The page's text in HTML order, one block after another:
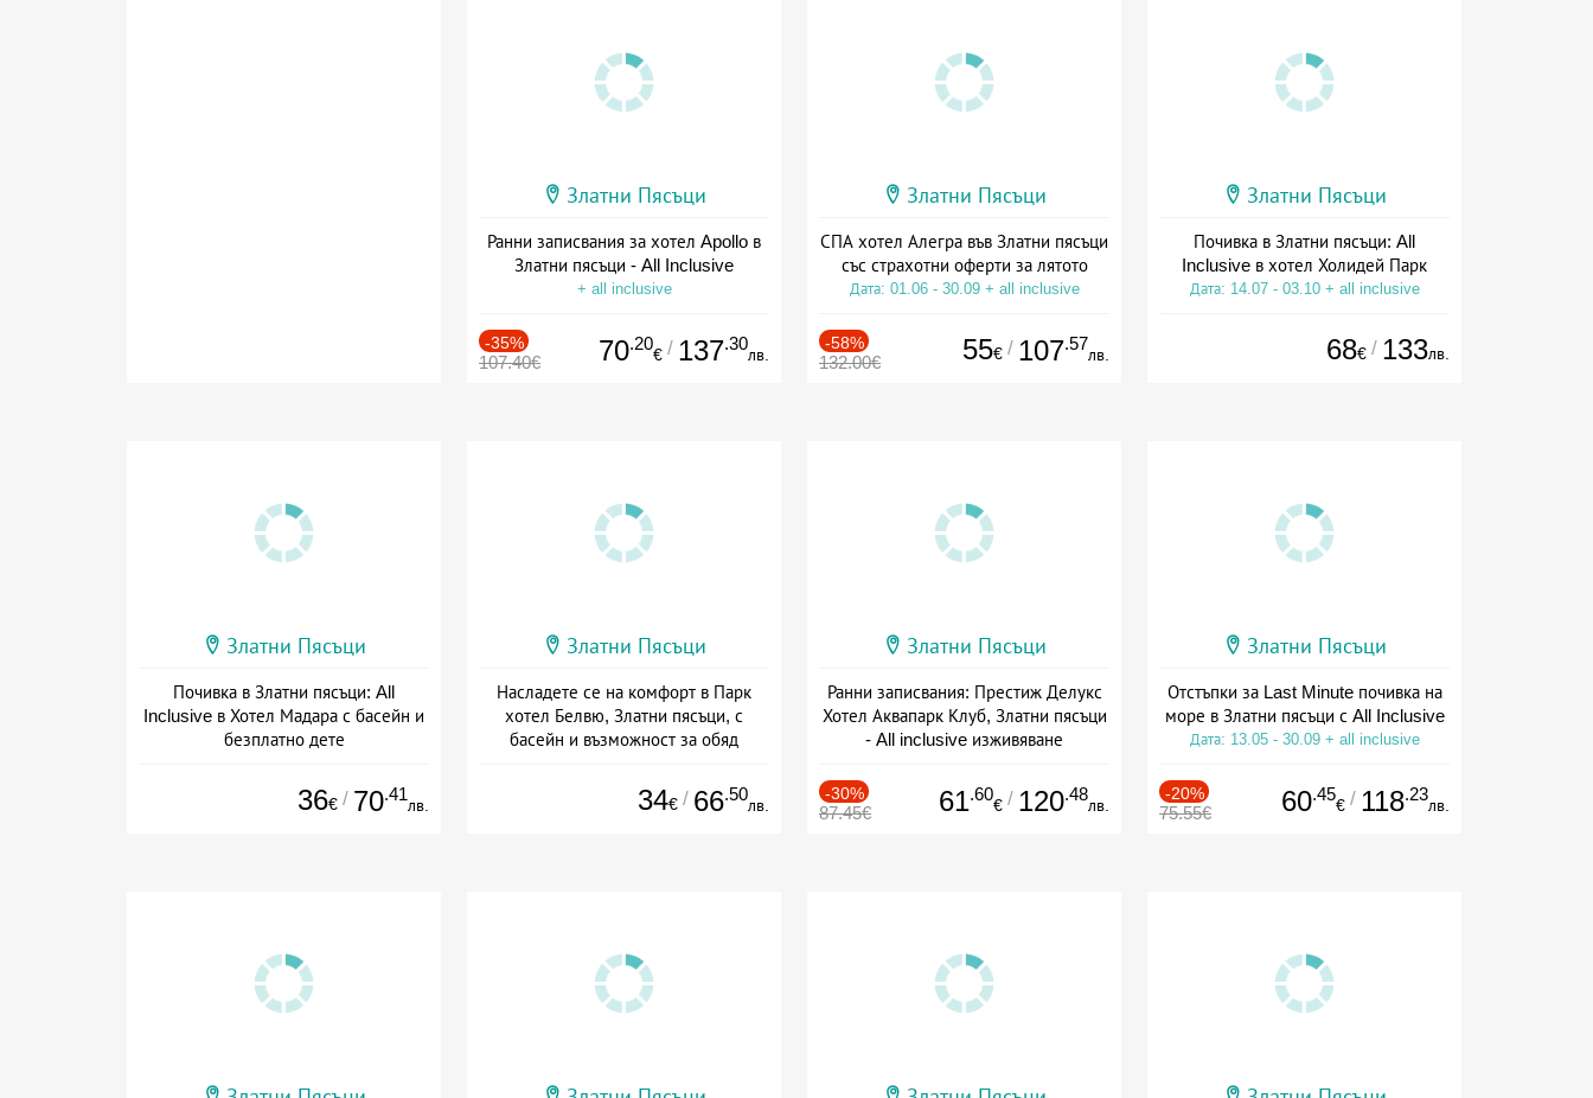
Златни Пясъци
Ранни записвания за хотел Apollo в
Златни пясъци - All Inclusive
+ all inclusive
-35%
107.40€ 70.20
€ / 137.30
лв.
Златни Пясъци
СПА хотел Алегра във Златни пясъци
със страхотни оферти за лятото
Дата: 01.06 - 30.09 + all inclusive
-58%
132.00€ 55€ / 107.57
лв.
Златни Пясъци
Почивка в Златни пясъци: All
Inclusive в хотел Холидей Парк
Дата: 14.07 - 03.10 + all inclusive
68€ / 133лв.
Златни Пясъци
Почивка в Златни пясъци: All
Inclusive в Хотел Мадара с басейн и
безплатно дете
36€ / 70.41
лв.
Златни Пясъци
Насладете се на комфорт в Парк
хотел Белвю, Златни пясъци, с
басейн и възможност за обяд
34€ / 66.50
лв.
Златни Пясъци
Ранни записвания: Престиж Делукс
Хотел Аквапарк Клуб, Златни пясъци
- All inclusive изживяване
-30%
87.45€ 61.60
€ / 120.48
лв.
Златни Пясъци
Отстъпки за Last Minute почивка на
море в Златни пясъци с All Inclusive
Дата: 13.05 - 30.09 + all inclusive
-20%
75.55€ 60.45
€ / 118.23
лв.